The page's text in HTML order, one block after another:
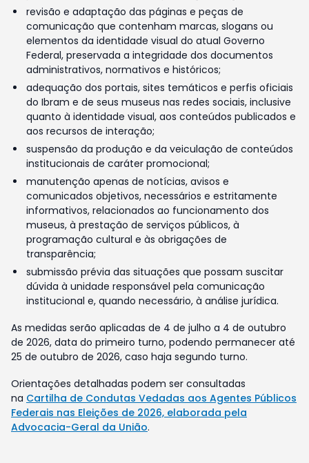
revisão e adaptação das páginas e peças de
comunicação que contenham marcas, slogans ou
elementos da identidade visual do atual Governo
Federal, preservada a integridade dos documentos
administrativos, normativos e históricos;
adequação dos portais, sites temáticos e perfis oficiais
do Ibram e de seus museus nas redes sociais, inclusive
quanto à identidade visual, aos conteúdos publicados e
aos recursos de interação;
suspensão da produção e da veiculação de conteúdos
institucionais de caráter promocional;
manutenção apenas de notícias, avisos e
comunicados objetivos, necessários e estritamente
informativos, relacionados ao funcionamento dos
museus, à prestação de serviços públicos, à
programação cultural e às obrigações de
transparência;
submissão prévia das situações que possam suscitar
dúvida à unidade responsável pela comunicação
institucional e, quando necessário, à análise jurídica.
As medidas serão aplicadas de 4 de julho a 4 de outubro
de 2026, data do primeiro turno, podendo permanecer até
25 de outubro de 2026, caso haja segundo turno.
Orientações detalhadas podem ser consultadas
na Cartilha de Condutas Vedadas aos Agentes Públicos
Federais nas Eleições de 2026, elaborada pela
Advocacia-Geral da União.